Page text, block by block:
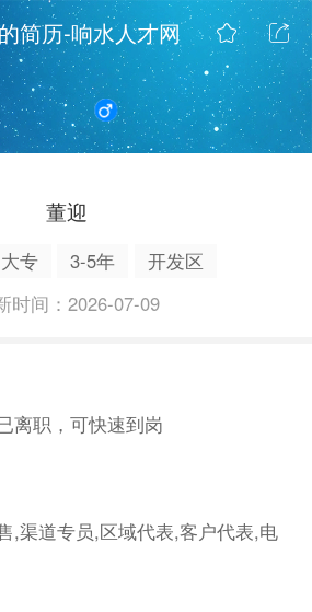
简历-响水人才网
董迎
大专 3-5年
开发区
时间：2026-07-09
离职，可快速到岗
,渠道专员,区域代表,客户代表,电